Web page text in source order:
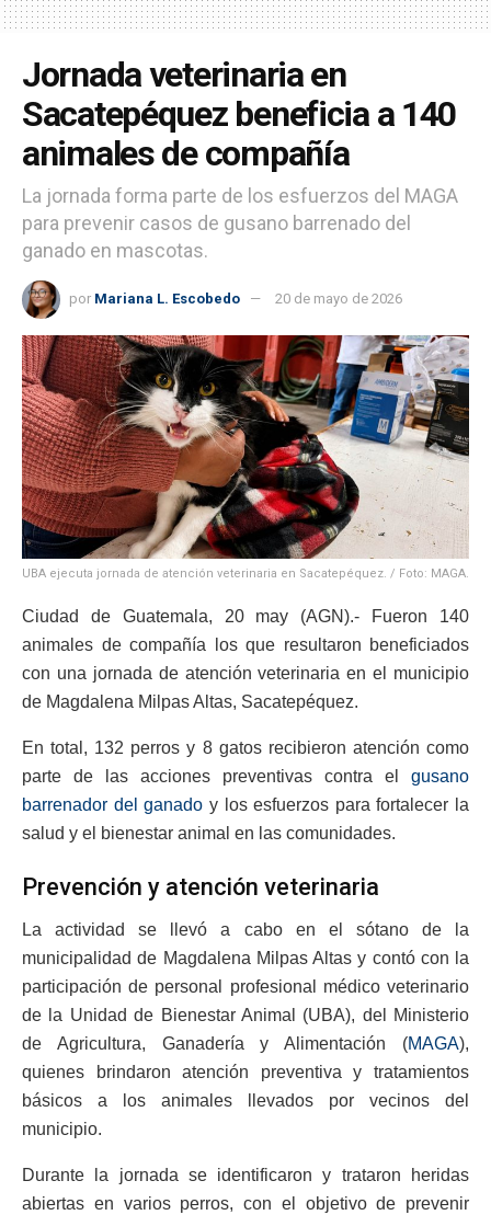
Jornada veterinaria en
Sacatepéquez beneficia a 140
animales de compañía
La jornada forma parte de los esfuerzos del MAGA
para prevenir casos de gusano barrenado del
ganado en mascotas.
por Mariana L. Escobedo 20 de mayo de 2026
UBA ejecuta jornada de atención veterinaria en Sacatepéquez. / Foto: MAGA.
Ciudad de Guatemala, 20 may (AGN).- Fueron 140
animales de compañía los que resultaron beneficiados
con una jornada de atención veterinaria en el municipio
de Magdalena Milpas Altas, Sacatepéquez.
En total, 132 perros y 8 gatos recibieron atención como
parte de las acciones preventivas contra el gusano
barrenador del ganado y los esfuerzos para fortalecer la
salud y el bienestar animal en las comunidades.
Prevención y atención veterinaria
La actividad se llevó a cabo en el sótano de la
municipalidad de Magdalena Milpas Altas y contó con la
participación de personal profesional médico veterinario
de la Unidad de Bienestar Animal (UBA), del Ministerio
de Agricultura, Ganadería y Alimentación (MAGA),
quienes brindaron atención preventiva y tratamientos
básicos a los animales llevados por vecinos del
municipio.
Durante la jornada se identificaron y trataron heridas
abiertas en varios perros, con el objetivo de prevenir